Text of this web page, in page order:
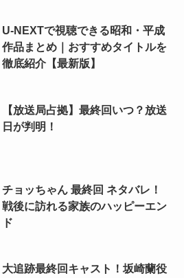
U-NEXTで視聴できる昭和・平成
作品まとめ｜おすすめタイトルを
徹底紹介【最新版】
【放送局占拠】最終回いつ？放送
日が判明！
チョッちゃん 最終回 ネタバレ！
戦後に訪れる家族のハッピーエン
ド
大追跡最終回キャスト！坂崎蘭役